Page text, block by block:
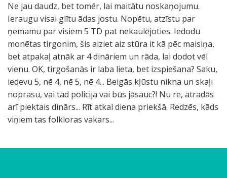
Ne jau daudz, bet tomēr, lai maitātu noskaņojumu.
Ieraugu visai glītu ādas jostu. Nopētu, atzīstu par
ņemamu par visiem 5 TD pat nekaulējoties. Iedodu
monētas tirgonim, šis aiziet aiz stūra it kā pēc maisiņa,
bet atpakaļ atnāk ar 4 dināriem un rāda, lai dodot vēl
vienu. OK, tirgošanās ir laba lieta, bet izspiešana? Saku,
iedevu 5, nē 4, nē 5, nē 4... Beigās kļūstu nikna un skaļi
noprasu, vai tad policija vai būs jāsauc?! Nu re, atradās
arī piektais dinārs... Rīt atkal diena priekšā. Redzēs, kāds
viņiem tas folkloras vakars...